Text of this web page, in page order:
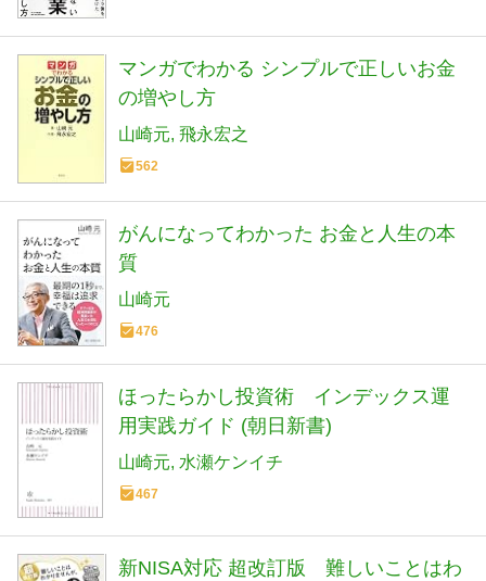
マンガでわかる シンプルで正しいお金
の増やし方
山崎元 飛永宏之
562
がんになってわかった お金と人生の本
質
山崎元
476
ほったらかし投資術 インデックス運
用実践ガイド (朝日新書)
山崎元 水瀬ケンイチ
467
新NISA対応 超改訂版 難しいことはわ